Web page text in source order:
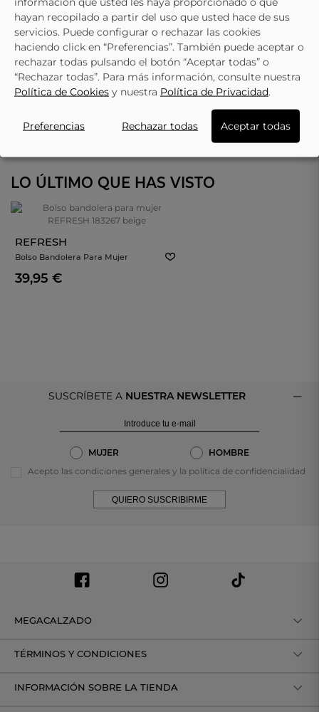
LO ÚLTIMO QUE HAS VISTO
REFRESH
Bolso Bandolera Para Mujer
REFRESH 183267 Beige
39,95 €
SUSCRÍBETE A NUESTRA NEWSLETTER
MUJER
HOMBRE
Acepto las condiciones generales y la política de confidencialidad
QUIERO SUSCRIBIRME
MEGACALZADO
TÉRMINOS Y CONDICIONES
INFORMACIÓN SOBRE LA TIENDA
hayan recopilado a partir del uso que usted hace de sus
servicios. Puede configurar o rechazar las cookies
haciendo click en “Preferencias”. También puede aceptar o
rechazar todas pulsando el botón “Aceptar todas” o
“Rechazar todas”. Para más información, consulte nuestra
Política de Cookies y nuestra Política de Privacidad.
Preferencias Rechazar todas Aceptar todas